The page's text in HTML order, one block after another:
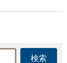
検索